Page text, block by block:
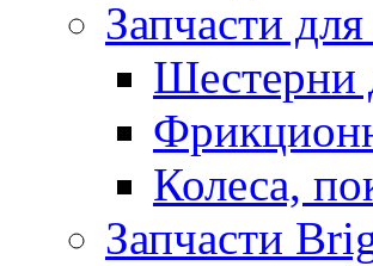
Запчасти
Шестерни
Колеса,
Запчасти